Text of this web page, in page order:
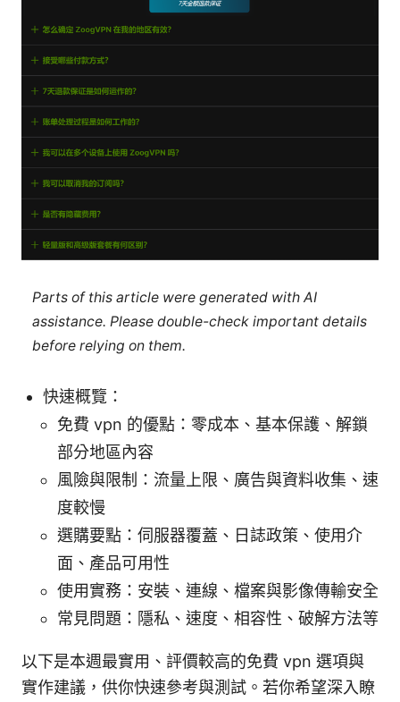
Parts of this article were generated with AI
assistance. Please double-check important details
before relying on them.
快速概覽：
免費 vpn 的優點：零成本、基本保護、解鎖
部分地區內容
風險與限制：流量上限、廣告與資料收集、速
度較慢
選購要點：伺服器覆蓋、日誌政策、使用介
面、產品可用性
使用實務：安裝、連線、檔案與影像傳輸安全
常見問題：隱私、速度、相容性、破解方法等
以下是本週最實用、評價較高的免費 vpn 選項與
實作建議，供你快速參考與測試。若你希望深入瞭